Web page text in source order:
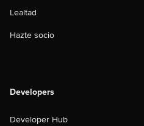
Lealtad
Hazte socio
Developers
Developer Hub